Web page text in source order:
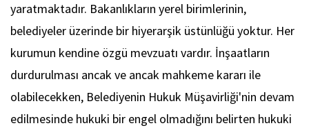
yaratmaktadır. Bakanlıkların yerel birimlerinin,
belediyeler üzerinde bir hiyerarşik üstünlüğü yoktur. Her
kurumun kendine özgü mevzuatı vardır. İnşaatların
durdurulması ancak ve ancak mahkeme kararı ile
olabilecekken, Belediyenin Hukuk Müşavirliği'nin devam
edilmesinde hukuki bir engel olmadığını belirten hukuki